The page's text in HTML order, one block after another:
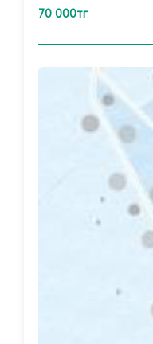
70 000тг